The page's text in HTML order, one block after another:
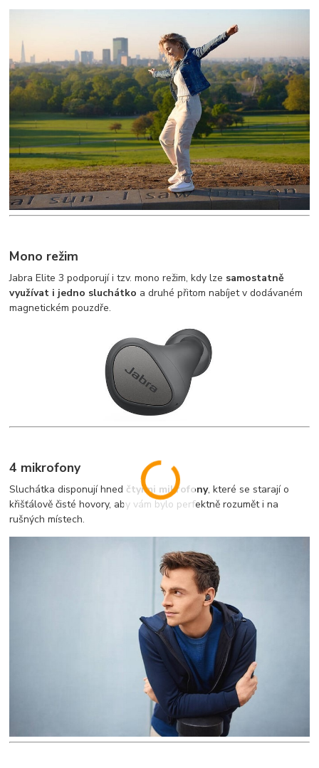
Mono režim
Jabra Elite 3 podporují i tzv. mono režim, kdy lze samostatně
využívat i jedno sluchátko a druhé přitom nabíjet v dodávaném
magnetickém pouzdře.
4 mikrofony
Sluchátka disponují hned čtyřmi mikrofony, které se starají o
křišťálově čisté hovory, aby vám bylo perfektně rozumět i na
rušných místech.